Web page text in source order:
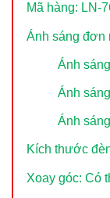
Mã hàng: LN-
Ánh sáng đơn
Ánh
Ánh
Ánh
Kích thước
Xoay góc: Có